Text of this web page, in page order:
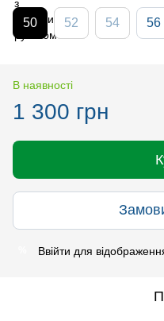
50 52 54 56
В наявності
1 300 грн
Ввійти для